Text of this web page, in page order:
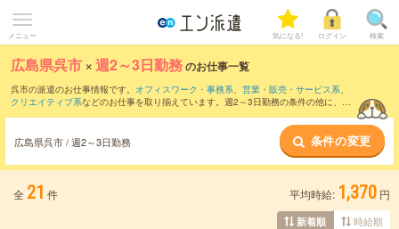
メニュー 気になる! ログイン 検索
広島県呉市 ×週2～3日勤務のお仕事一覧
呉市の派遣のお仕事情報です。 オフィスワーク・事務系、 営業・販売・サービス系、
クリエイティブ系などのお仕事を取り揃えています。週2～3日勤務の条件の他に、 交
広島県呉市 / 週2～3日勤務 条件の変更
全 21 件 平均時給: 1,370 円
新着順 時給順